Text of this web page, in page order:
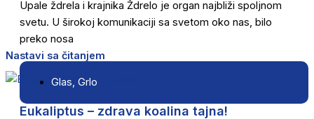
Upale ždrela i krajnika Ždrelo je organ najbliži spoljnom
svetu. U širokoj komunikaciji sa svetom oko nas, bilo
preko nosa
Nastavi sa čitanjem
Glas, Grlo
Eukaliptus – zdrava koalina tajna!